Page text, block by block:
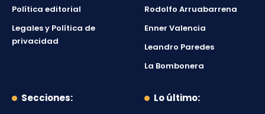
Política editorial
Legales y Política de
privacidad
Rodolfo Arruabarrena
Enner Valencia
Leandro Paredes
La Bombonera
Secciones: Lo último: